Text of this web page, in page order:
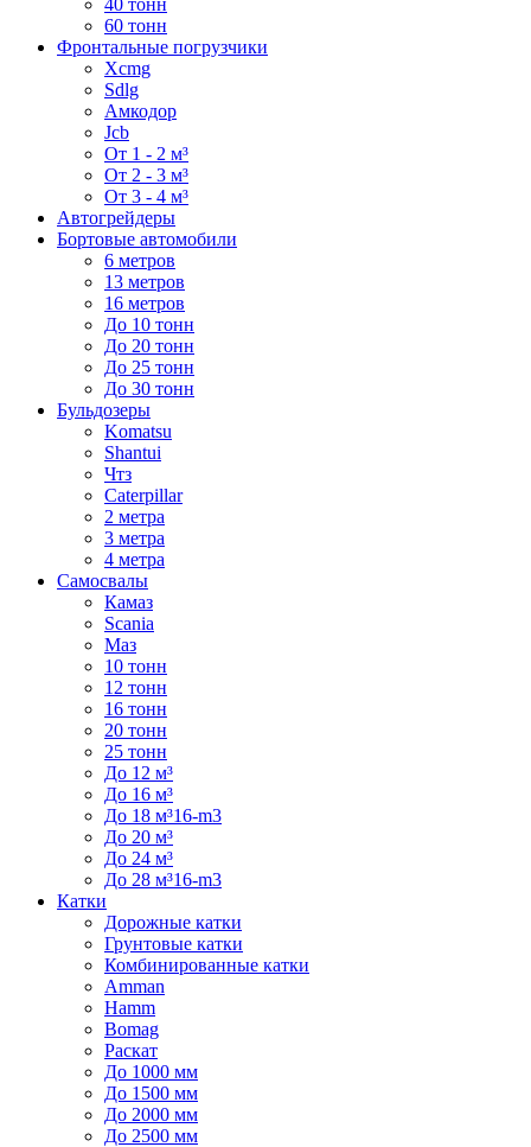
60 тонн
Фронтальные погрузчики
Xcmg
Sdlg
Амкодор
Jcb
От 1 - 2 м³
От 2 - 3 м³
От 3 - 4 м³
Автогрейдеры
Бортовые автомобили
6 метров
13 метров
16 метров
До 10 тонн
До 20 тонн
До 25 тонн
До 30 тонн
Бульдозеры
Komatsu
Shantui
Чтз
Caterpillar
2 метра
3 метра
4 метра
Самосвалы
Камаз
Scania
Маз
10 тонн
12 тонн
16 тонн
20 тонн
25 тонн
До 12 м³
До 16 м³
До 18 м³16-m3
До 20 м³
До 24 м³
До 28 м³16-m3
Катки
Дорожные катки
Грунтовые катки
Комбинированные катки
Amman
Hamm
Bomag
Раскат
До 1000 мм
До 1500 мм
До 2000 мм
До 2500 мм